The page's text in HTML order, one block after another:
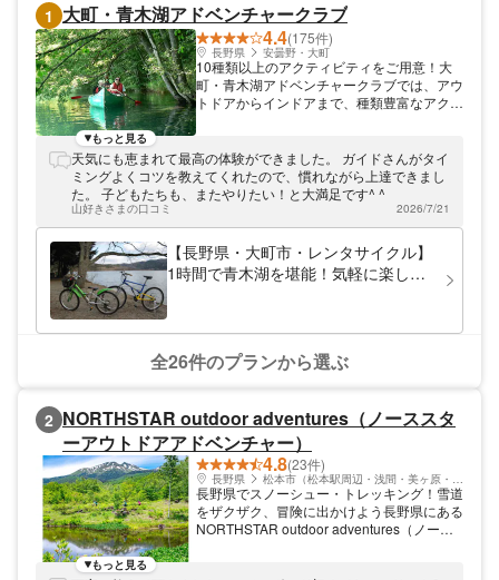
1 大町・青木湖アドベンチャークラブ
4.4(175件)
長野県 安曇野・大町
10種類以上のアクティビティをご用意！大
町・青木湖アドベンチャークラブでは、アウ
トドアからインドアまで、種類豊富なアクテ
い遊びを始めてみませんか？
もっと見る
天気にも恵まれて最高の体験ができました。 ガイドさんがタイ
ミングよくコツを教えてくれたので、慣れながら上達できまし
た。 子どもたちも、またやりたい！と大満足です^ ^
山好きさまの口コミ 2026/7/21
【長野県・大町市・レンタサイクル】
1時間で青木湖を堪能！気軽に楽しめ
全26件のプランから選ぶ
2 NORTHSTAR outdoor adventures（ノーススタ
ーアウトドアアドベンチャー）
4.8(23件)
長野県 松本市（松本駅周辺・浅間・美ヶ原・塩尻）
長野県でスノーシュー・トレッキング！雪道
をザクザク、冒険に出かけよう長野県にある
NORTHSTAR outdoor adventures（ノース
もっと見る